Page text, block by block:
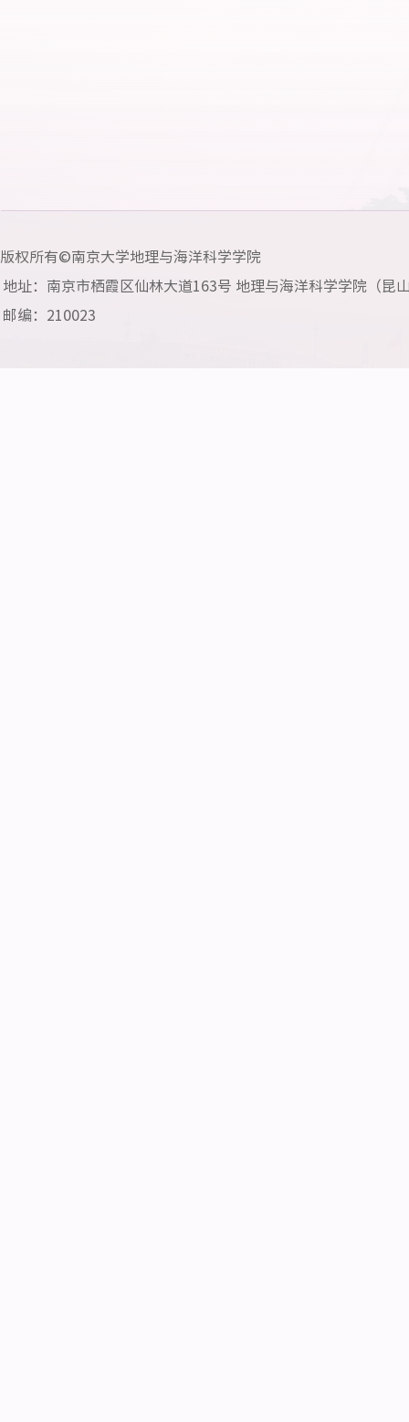
版权所有©南京大学地理与海洋科学学院
地址：南京市栖霞区仙林大道163号 地理与海洋科学学院（昆
邮编：210023